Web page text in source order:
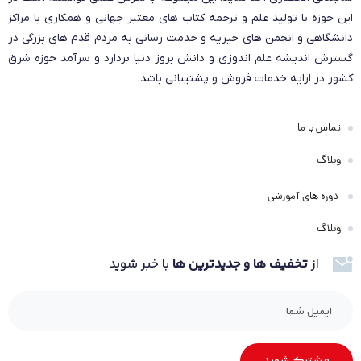
پانسمان آلژینات کلسیم یوروزورب یوروفارم با ابعاد ۱۰*۲۰ سانتی‌متر،
با بهره‌گیری از خواص آنتی‌باکتریال و جذب بالای مایعات، بهترین
انتخاب برای درمان زخم‌های دیابتی، بستر، جراحی و سوختگی است. این
پانسمان‌ها علاوه بر جذب ترشحات، محیطی مرطوب و مناسب برای
بخش خواص آنتی‌باکتریال و ترمیمی
مراقبت از زخم، از پیشتازان و نوآوران این صنعت است.
جذب بالای مایعات زخم
این حوزه با تولید علم و ترجمه کتاب های معتبر جهانی و همکاری با مراکز
دانشگاهی و انجمن های خیریه و خدمت رسانی به مردم قدم های بزرگی در
گسترش اندیشه علم اندوزی و دانش بروز دنیا بردارد و سرآمد حوزه شرق
کشور در ارایه خدمات فروش و پشتیبانی باشد.
تماس با ما
وبلاگ
دوره های آموزشی
وبلاگ
ازتخفیف ها و جدیدترین ها با خبر شوید